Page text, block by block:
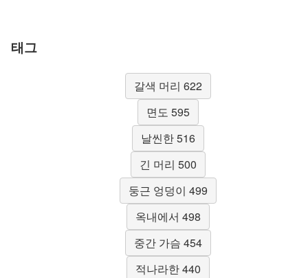
태그
갈색 머리 622
면도 595
날씬한 516
긴 머리 500
둥근 엉덩이 499
옥내에서 498
중간 가슴 454
적나라한 440